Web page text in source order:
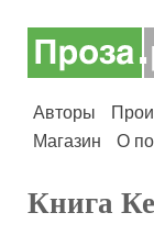
Авторы
Магазин
О
Книга